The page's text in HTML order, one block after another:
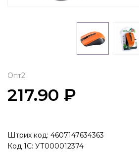
Опт2:
217.90 ₽
Штрих код: 4607147634363
Код 1С: УТ000012374